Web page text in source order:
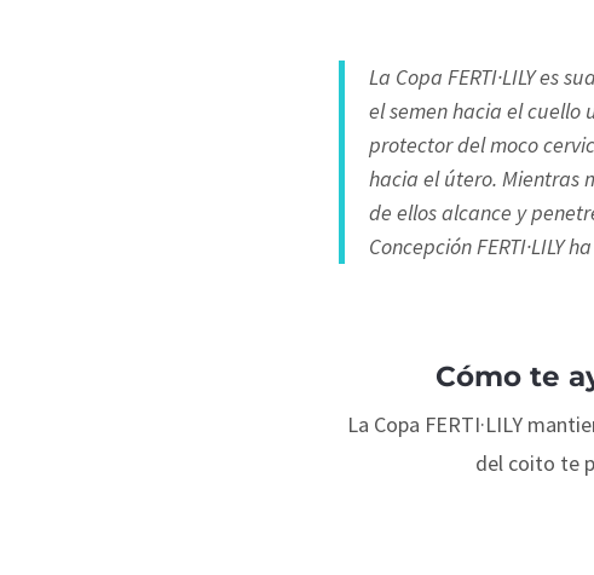
La Copa FERTI·LILY es
el semen hacia el
protector del moco
hacia el útero. Mientras
de ellos alcance y
Concepción
Cómo te
La Copa FERTI·LILY
del coito te